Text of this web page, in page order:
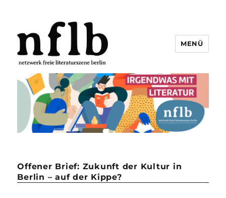
Netzwerk freie Literaturszene
Berlin e.V.
MENÜ
Offener Brief: Zukunft der Kultur in
Berlin – auf der Kippe?